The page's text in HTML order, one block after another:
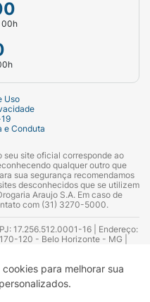
para melhorar sua
00h
Uso
e Conduta
seu site oficial corresponde ao
qualquer outro que
sua segurança recomendamos
desconhecidos que se utilizem
Araujo S.A. Em caso de
com (31) 3270-5000.
17.256.512.0001-16 | Endereço:
120 - Belo Horizonte - MG |
Silva Alvarenga – CRF 52.584 -
- CRF Nº 13.748. Alvará
da Empresa (AFE):